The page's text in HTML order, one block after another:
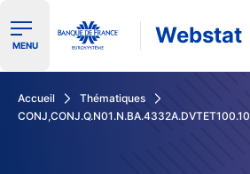
Ouvrir le menu de navigation
MENU Webstat
Accueil
Thématiques
CONJ,CONJ.Q.N01.N.BA.4332A.DVTET100.10